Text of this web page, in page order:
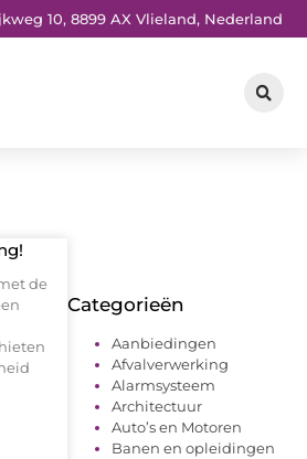
10, 8899 AX Vlieland, Nederland
de
Categorieën
Aanbiedingen
Afvalverwerking
Alarmsysteem
Architectuur
Auto’s en Motoren
Banen en opleidingen